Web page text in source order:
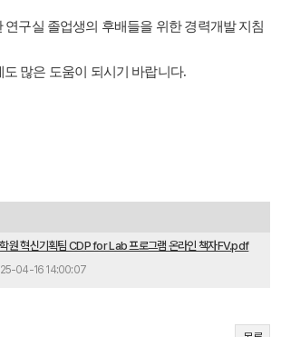
연구실 졸업생의 후배들을 위한 경력개발 지침
많은 도움이 되시기 바랍니다.
원 혁신기획팀 CDP for Lab 프로그램 온라인 책자FV.pdf
04-16 14:00:07